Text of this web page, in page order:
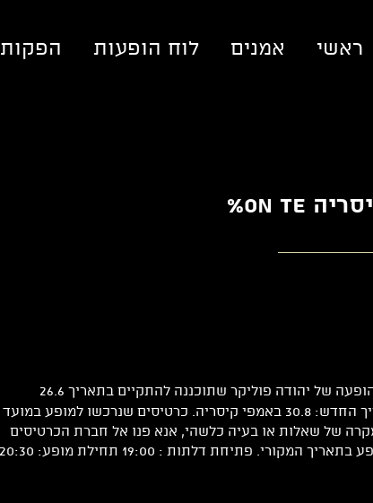
ראשי אמנים לוח הופעות הפקות
אנו מבקשים לעדכן כי ההופעה של יהודה פוליקר שתוכננה להתקיים בתאריך 26.6
בקיסריה, נדחתה ותתקיים בתאריך החדש: 30.8 באמפי קיסריה. כרטיסים שנרכשו למופע במועד
של שאלות או בעיה כלשהי, אנא פנו אל חברת הכרטיסים
פתיחת דלתות : 19:00 תחילת מופע: 20:30